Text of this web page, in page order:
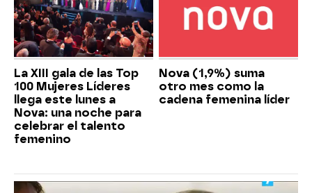
La XIII gala de las Top
100 Mujeres Líderes
llega este lunes a
Nova: una noche para
celebrar el talento
femenino
Nova (1,9%) suma
otro mes como la
cadena femenina líder